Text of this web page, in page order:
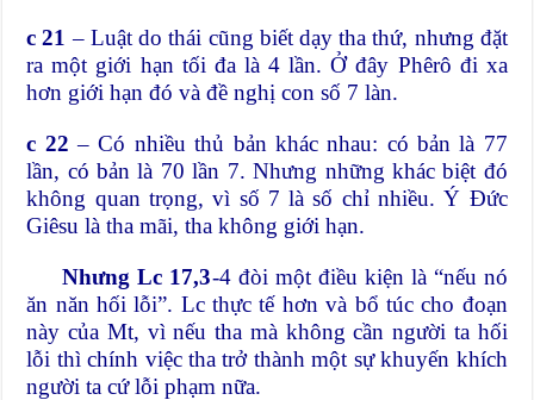
c 21 – Luật do thái cũng biết dạy tha thứ, nhưng đặt
ra một giới hạn tối đa là 4 lần. Ở đây Phêrô đi xa
hơn giới hạn đó và đề nghị con số 7 làn.
c 22 – Có nhiều thủ bản khác nhau: có bản là 77
lần, có bản là 70 lần 7. Nhưng những khác biệt đó
không quan trọng, vì số 7 là số chỉ nhiều. Ý Đức
Giêsu là tha mãi, tha không giới hạn.
Nhưng Lc 17,3-4 đòi một điều kiện là “nếu nó
ăn năn hối lỗi”. Lc thực tế hơn và bổ túc cho đoạn
này của Mt, vì nếu tha mà không cần người ta hối
lỗi thì chính việc tha trở thành một sự khuyến khích
người ta cứ lỗi phạm nữa.